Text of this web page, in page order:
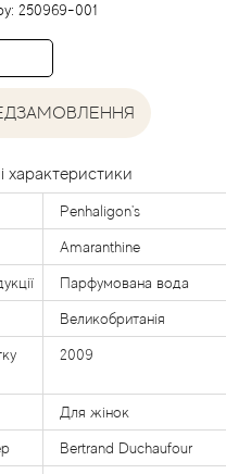
250969-001
характеристики
Penhaligon's
Amaranthine
Парфумована вода
Великобританія
2009
Для жінок
Bertrand Duchaufour
de la Prada